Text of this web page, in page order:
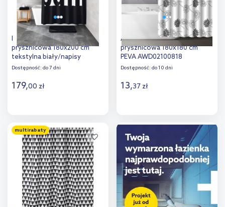
Kleine Wolke Bath zasłona
prysznicowa 180x200 cm
tekstylna biały/napisy
5959185305
Dostępność: do 7 dni
179,00 zł
Dodaj do
porównania
AWD Interior zasłona
prysznicowa 180x180 cm
PEVA AWD02100818
Dostępność: do 10 dni
13,37 zł
Dodaj do
porównania
multirabaty